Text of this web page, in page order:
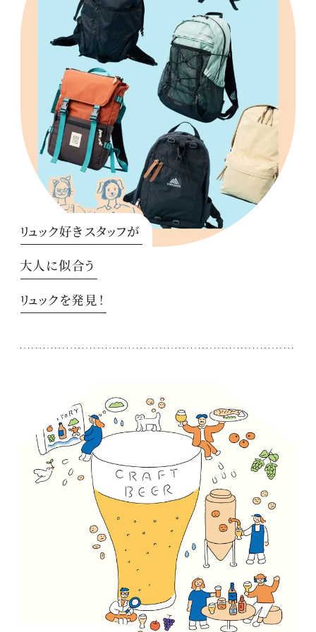
リュック好きスタッフが
大人に似合う
リュックを発見！